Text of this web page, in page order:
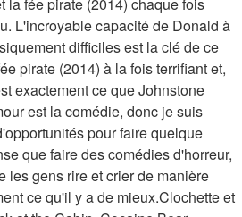
L'incroyable capacité de Donald à
difficiles est la clé de ce
pirate (2014) à la fois terrifiant et,
exactement ce que Johnstone
est la comédie, donc je suis
pour faire quelque
que faire des comédies d'horreur,
les gens rire et crier de manière
ce qu'il y a de mieux.Clochette et